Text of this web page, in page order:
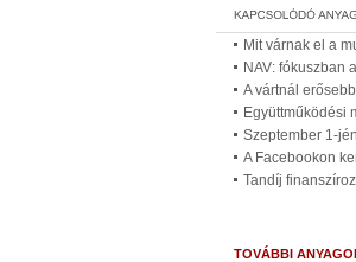
Mit várnak el a
NAV: fókuszban
A vártnál
Együttműködési
Szeptember 1-
A Facebookon
Tandíj
TOVÁBBI